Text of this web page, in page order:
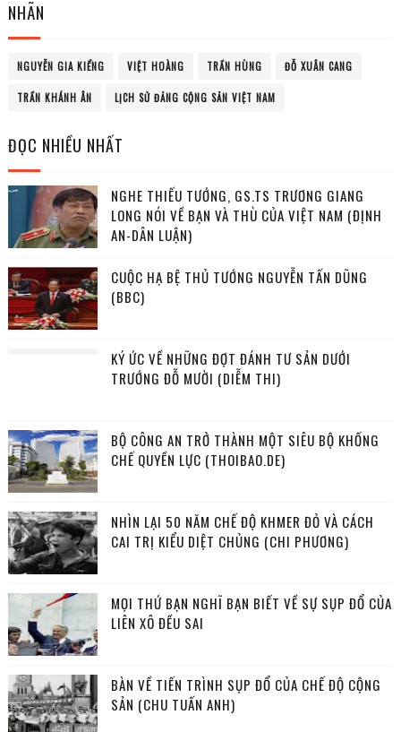
NHÃN
NGUYỄN GIA KIỂNG VIỆT HOÀNG TRẦN HÙNG ĐỖ XUÂN CANG
TRẦN KHÁNH ÂN LỊCH SỬ ĐẢNG CỘNG SẢN VIỆT NAM
ĐỌC NHIỀU NHẤT
NGHE THIẾU TƯỚNG, GS.TS TRƯƠNG GIANG
LONG NÓI VỀ BẠN VÀ THÙ CỦA VIỆT NAM (ĐỊNH
AN-DÂN LUẬN)
CUỘC HẠ BỆ THỦ TƯỚNG NGUYỄN TẤN DŨNG
(BBC)
KÝ ỨC VỀ NHỮNG ĐỢT ĐÁNH TƯ SẢN DƯỚI
TRƯỚNG ĐỖ MƯỜI (DIỄM THI)
BỘ CÔNG AN TRỞ THÀNH MỘT SIÊU BỘ KHỐNG
CHẾ QUYỀN LỰC (THOIBAO.DE)
NHÌN LẠI 50 NĂM CHẾ ĐỘ KHMER ĐỎ VÀ CÁCH
CAI TRỊ KIỂU DIỆT CHỦNG (CHI PHƯƠNG)
MỌI THỨ BẠN NGHĨ BẠN BIẾT VỀ SỰ SỤP ĐỔ CỦA
LIÊN XÔ ĐỀU SAI
BÀN VỀ TIẾN TRÌNH SỤP ĐỔ CỦA CHẾ ĐỘ CỘNG
SẢN (CHU TUẤN ANH)